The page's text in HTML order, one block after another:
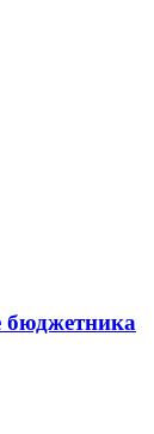
бюджетника